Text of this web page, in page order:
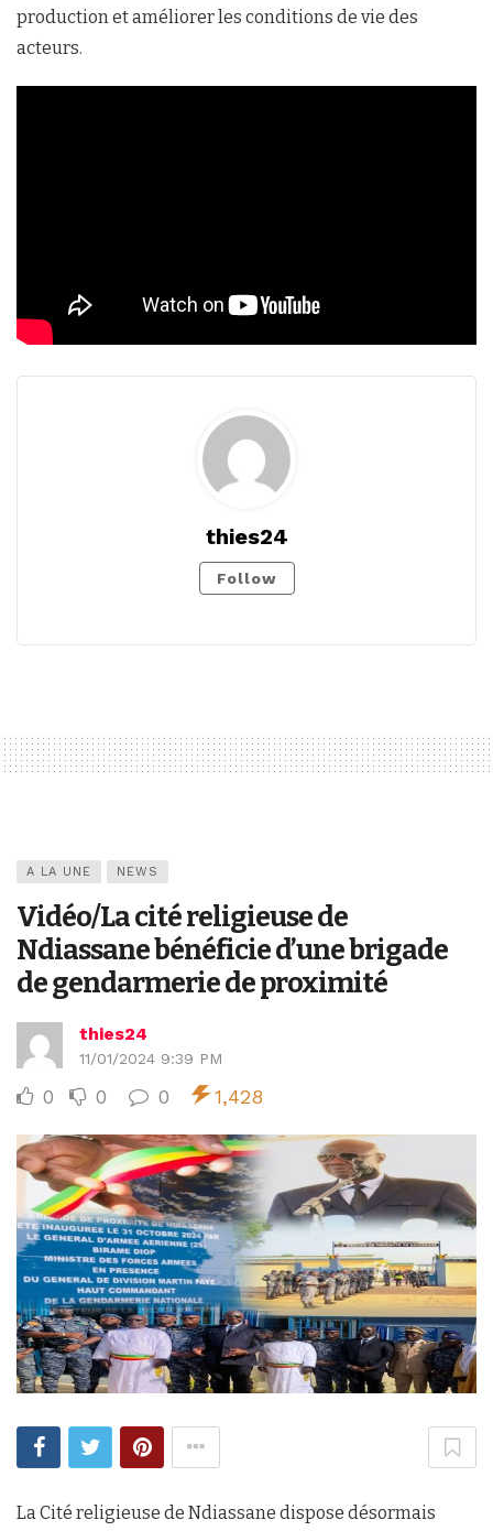
production et améliorer les conditions de vie des
acteurs.
thies24
Follow
A LA UNE NEWS
Vidéo/La cité religieuse de
Ndiassane bénéficie d’une brigade
de gendarmerie de proximité
thies24
11/01/2024 9:39 PM
0 0 0 1,428
La Cité religieuse de Ndiassane dispose désormais